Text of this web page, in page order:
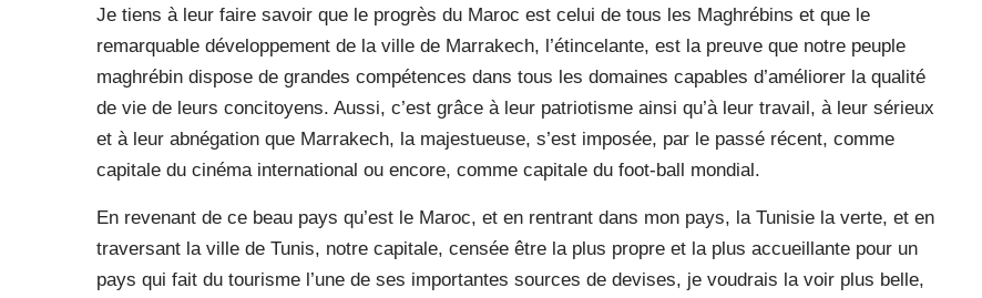
Je tiens à leur faire savoir que le progrès du Maroc est celui de tous les Maghrébins et que le
remarquable développement de la ville de Marrakech, l’étincelante, est la preuve que notre peuple
maghrébin dispose de grandes compétences dans tous les domaines capables d’améliorer la qualité
de vie de leurs concitoyens. Aussi, c’est grâce à leur patriotisme ainsi qu’à leur travail, à leur sérieux
et à leur abnégation que Marrakech, la majestueuse, s’est imposée, par le passé récent, comme
capitale du cinéma international ou encore, comme capitale du foot-ball mondial.
En revenant de ce beau pays qu’est le Maroc, et en rentrant dans mon pays, la Tunisie la verte, et en
traversant la ville de Tunis, notre capitale, censée être la plus propre et la plus accueillante pour un
pays qui fait du tourisme l’une de ses importantes sources de devises, je voudrais la voir plus belle,